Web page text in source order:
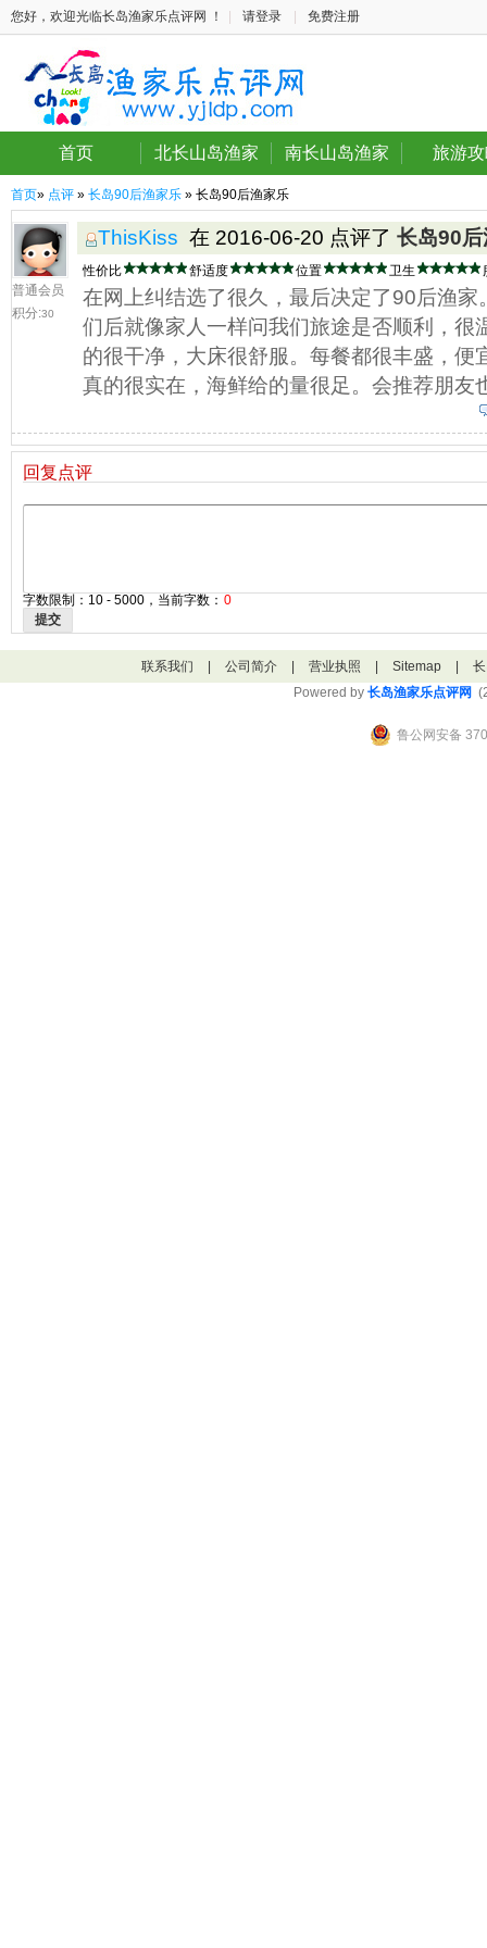
您好，欢迎光临长岛渔家乐点评网 ！ 请登录 免费注册
首页 北长山岛渔家 南长山岛渔家 旅游
首页» 点评 » 长岛90后渔家乐 » 长岛90后渔家乐
普通会员
积分:30
ThisKiss 在 2016-06-20 点评了 长岛90
性价比 舒适度 位置 卫生
在网上纠结选了很久，最后决定了90后渔
们后就像家人一样问我们旅途是否顺利，很
的很干净，大床很舒服。每餐都很丰盛，便
真的很实在，海鲜给的量很足。会推荐朋友
回复点评
字数限制：10 - 5000，当前字数： 0
提交
联系我们 公司简介 营业执照 Sitemap
Powered by 长岛渔家乐点评网
鲁公网安备